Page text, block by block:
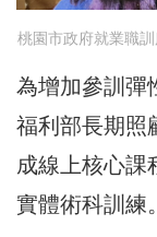
桃園市政府就業職
為增加參訓彈
福利部長期照
成線上核心課
實體術科訓練。